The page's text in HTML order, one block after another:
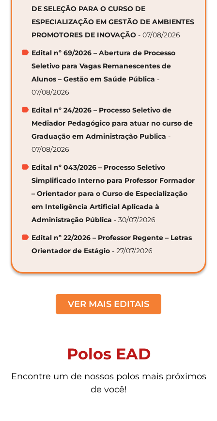
DE SELEÇÃO PARA O CURSO DE
ESPECIALIZAÇÃO EM GESTÃO DE AMBIENTES
PROMOTORES DE INOVAÇÃO - 07/08/2026
Edital nº 69/2026 – Abertura de Processo
Seletivo para Vagas Remanescentes de
Alunos – Gestão em Saúde Pública -
07/08/2026
Edital nº 24/2026 – Processo Seletivo de
Mediador Pedagógico para atuar no curso de
Graduação em Administração Publica -
07/08/2026
Edital nº 043/2026 – Processo Seletivo
Simplificado Interno para Professor Formador
– Orientador para o Curso de Especialização
em Inteligência Artificial Aplicada à
Administração Pública - 30/07/2026
Edital nº 22/2026 – Professor Regente – Letras
Orientador de Estágio - 27/07/2026
VER MAIS EDITAIS
Polos EAD
Encontre um de nossos polos mais próximos
de você!